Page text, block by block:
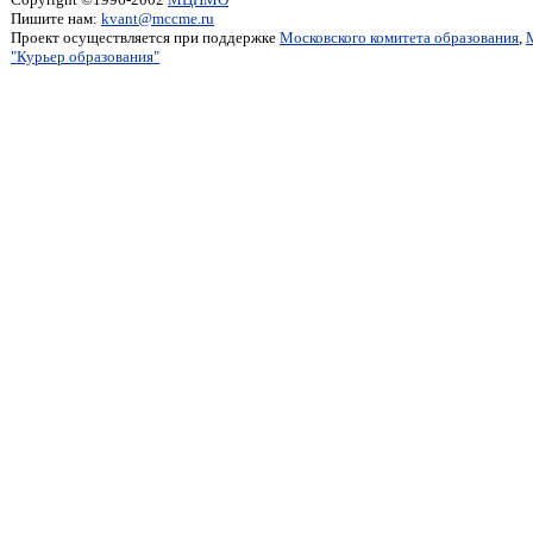
Пишите нам: kvant@mccme.ru
Проект осуществляется при поддержке Московского комитета образования,
"Курьер образования"